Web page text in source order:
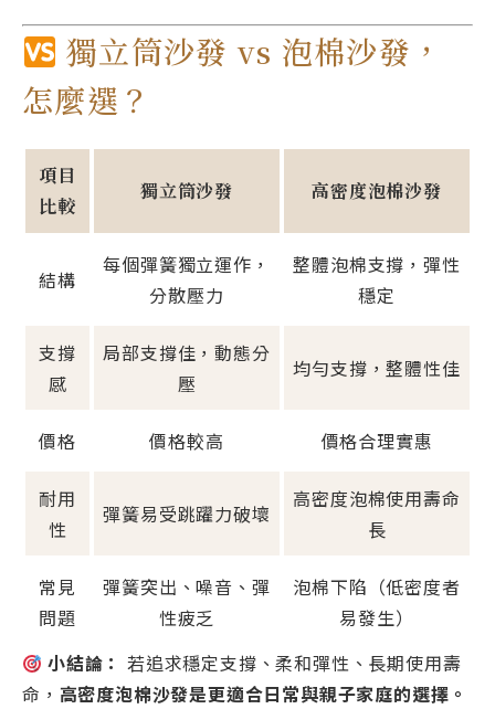
獨立筒沙發 vs 泡棉沙發，
怎麼選？
項目
比較
獨立筒沙發 高密度泡棉沙發
結構
每個彈簧獨立運作，
分散壓力
整體泡棉支撐，彈性
穩定
支撐
感
局部支撐佳，動態分
壓
均勻支撐，整體性佳
價格 價格較高 價格合理實惠
耐用
性
彈簧易受跳躍力破壞
高密度泡棉使用壽命
長
常見
問題
彈簧突出、噪音、彈
性疲乏
泡棉下陷（低密度者
易發生）
小結論： 若追求穩定支撐、柔和彈性、長期使用壽
命， 高密度泡棉沙發是更適合日常與親子家庭的選擇。